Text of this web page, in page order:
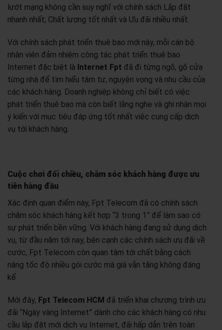
lướt mạng không cần suy nghĩ với chính sách Lắp đặt
nhanh nhất; Chất lượng tốt nhất và Ưu đãi nhiều nhất.
Với chính sách phát triển thuê bao mới này, mỗi cán bộ
nhân viên đảm nhiệm công tác phát triển thuê bao
Internet đặc biệt là Internet Fpt đã đi từng ngõ, gõ cửa
từng nhà để tìm hiểu tâm tư, nguyện vọng và nhu cầu của
các khách hàng. Doanh nghiệp không chỉ biết có việc
phát triển thuê bao mà còn biết lắng nghe và ghi nhận mọi
ý kiến với mục tiêu đáp ứng tốt nhất việc cung cấp dịch
vụ tới khách hàng.
Cuộc chơi đổi chiều, chăm sóc khách hàng được ưu
tiên hàng đầu
Xác định quan điểm này, Fpt Telecom đã có chính sách
chăm sóc khách hàng kết hợp “3 trong 1” để làm sao có
sự phát triển bền vững. Với khách hàng đang sử dụng dịch
vụ, từ đầu năm tới nay, bên cạnh các chính sách ưu đãi về
cước, Fpt Telecom còn quan tâm tới chất bằng cách
nâng tốc độ nhiều gói cước mà giá vẫn tăng không đáng
kể
Mới đây, Fpt Telecom HCM đã triển khai chương trình ưu
đãi “Ngày vàng Internet” dành cho các khách hàng có nhu
cầu lắp đặt mới dịch vụ Internet, đãi hấp dẫn trên toàn